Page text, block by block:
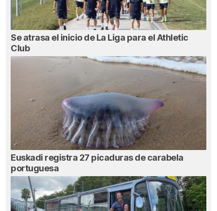
Se atrasa el inicio de La Liga para el Athletic
Club
Euskadi registra 27 picaduras de carabela
portuguesa